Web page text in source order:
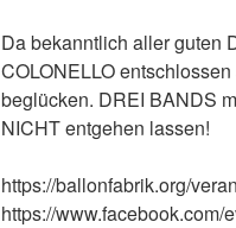
Da bekanntlich aller guten
COLONELLO
beglücken. DREI BANDS
NICHT entgehen lassen!
https://ballonfabrik.org/
https://